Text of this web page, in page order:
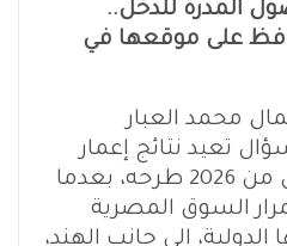
المدرة للدخل..
على موقعها في
محمد العبار
تعيد نتائج إعمار
العقارية للنصف الأول من 2026 طرحه، بعدما
السوق المصرية
الدولية، إلى جانب الهند،